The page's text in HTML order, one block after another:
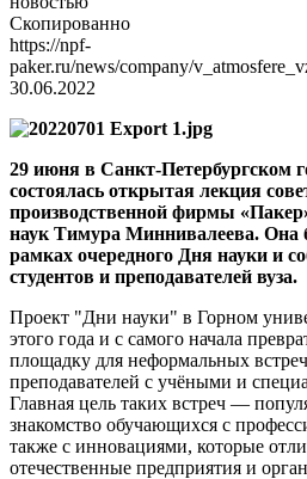
Скопированно
https://npf-
paker.ru/news/company/
30.06.2022
29 июня в Санкт-Петербургском
состоялась открытая лекция
производственной фирмы
наук Тимура Миннивалеева. Она
рамках очередного Дня науки и
студентов и преподавателей вуза.
Проект "Дни науки" в Горном
этого года и с самого начала
площадку для неформальных
преподавателей с учёными и
Главная цель таких встреч —
знакомство обучающихся с
также с инновациями, которые
отечественные предприятия и